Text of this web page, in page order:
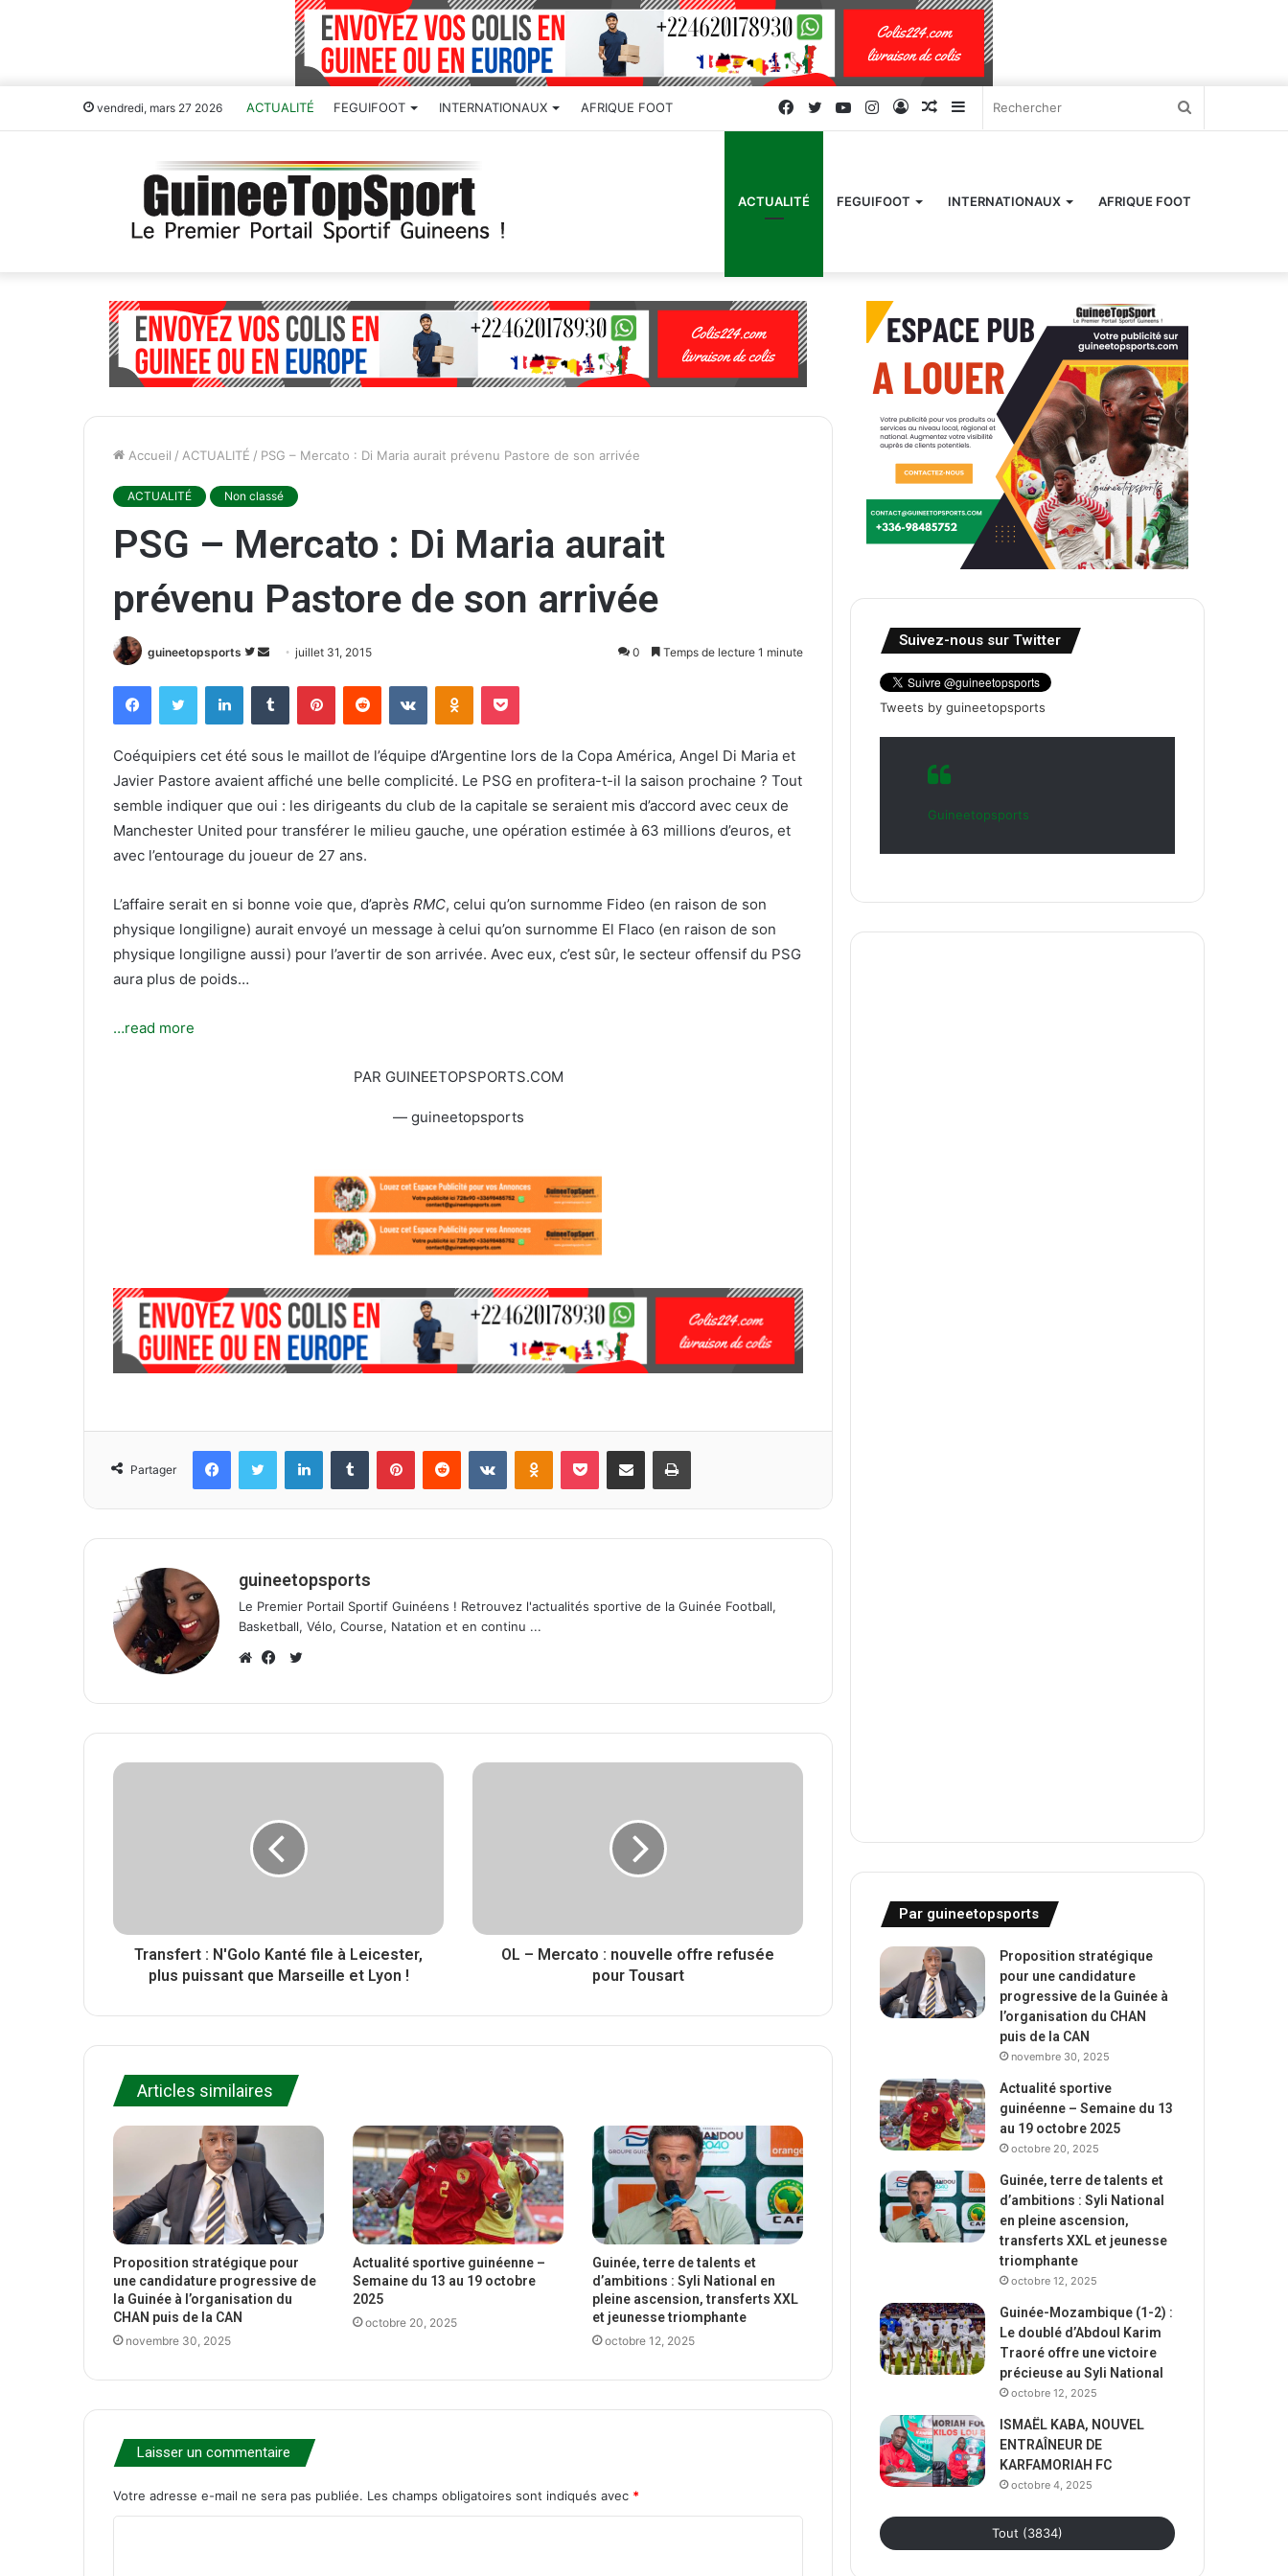
vendredi, mars 27 2026 ACTUALITÉ FEGUIFOOT INTERNATIONAUX AFRIQUE FOOT Sidebar
latérale)
Article
Connexion
Instagram
YouTube
Twitter
Facebook
ACTUALITÉ FEGUIFOOT INTERNATIONAUX AFRIQUE FOOT
Accueil / ACTUALITÉ / PSG – Mercato : Di Maria aurait prévenu Pastore de son arrivée
ACTUALITÉ Non classé
PSG – Mercato : Di Maria aurait
prévenu Pastore de son arrivée
guineetopsports
S
v
s
u
r
T
i
t
t
v
o
r
u
n
c
u
r
r
juillet 31, 2015 0 Temps de lecture 1 minute
Coéquipiers cet été sous le maillot de l’équipe d’Argentine lors de la Copa América, Angel Di Maria et
Javier Pastore avaient affiché une belle complicité. Le PSG en profitera-t-il la saison prochaine ? Tout
semble indiquer que oui : les dirigeants du club de la capitale se seraient mis d’accord avec ceux de
Manchester United pour transférer le milieu gauche, une opération estimée à 63 millions d’euros, et
avec l’entourage du joueur de 27 ans.
L’affaire serait en si bonne voie que, d’après RMC, celui qu’on surnomme Fideo (en raison de son
physique longiligne) aurait envoyé un message à celui qu’on surnomme El Flaco (en raison de son
physique longiligne aussi) pour l’avertir de son arrivée. Avec eux, c’est sûr, le secteur offensif du PSG
aura plus de poids…
…read more
PAR GUINEETOPSPORTS.COM
— guineetopsports
Partager
guineetopsports
Le Premier Portail Sportif Guinéens ! Retrouvez l'actualités sportive de la Guinée Football,
Basketball, Vélo, Course, Natation et en continu ...
e
a
o
k
i
Transfert : N'Golo Kanté file à Leicester,
plus puissant que Marseille et Lyon !
OL – Mercato : nouvelle offre refusée
pour Tousart
Articles similaires
Proposition stratégique pour
une candidature progressive de
la Guinée à l’organisation du
CHAN puis de la CAN
novembre 30, 2025
Actualité sportive guinéenne –
Semaine du 13 au 19 octobre
2025
octobre 20, 2025
Guinée, terre de talents et
d’ambitions : Syli National en
pleine ascension, transferts XXL
et jeunesse triomphante
octobre 12, 2025
Laisser un commentaire
Votre adresse e-mail ne sera pas publiée. Les champs obligatoires sont indiqués avec *
Suivez-nous sur Twitter
Tweets by guineetopsports
Guineetopsports
Par guineetopsports
Proposition stratégique
pour une candidature
progressive de la Guinée à
l’organisation du CHAN
puis de la CAN
novembre 30, 2025
Actualité sportive
guinéenne – Semaine du 13
au 19 octobre 2025
octobre 20, 2025
Guinée, terre de talents et
d’ambitions : Syli National
en pleine ascension,
transferts XXL et jeunesse
triomphante
octobre 12, 2025
Guinée-Mozambique (1-2) :
Le doublé d’Abdoul Karim
Traoré offre une victoire
précieuse au Syli National
octobre 12, 2025
ISMAËL KABA, NOUVEL
ENTRAÎNEUR DE
KARFAMORIAH FC
octobre 4, 2025
Tout (3834)